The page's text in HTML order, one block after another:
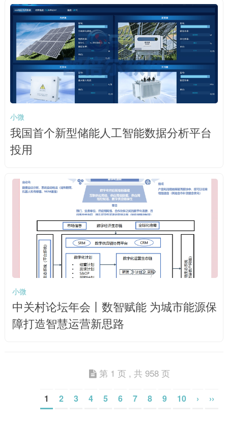
小微
我国首个新型储能人工智能数据分析平台
投用
小微
中关村论坛年会丨数智赋能 为城市能源保
障打造智慧运营新思路
第 1 页 , 共 958 页
1 2 3 4 5 6 7 8 9 10 › ››